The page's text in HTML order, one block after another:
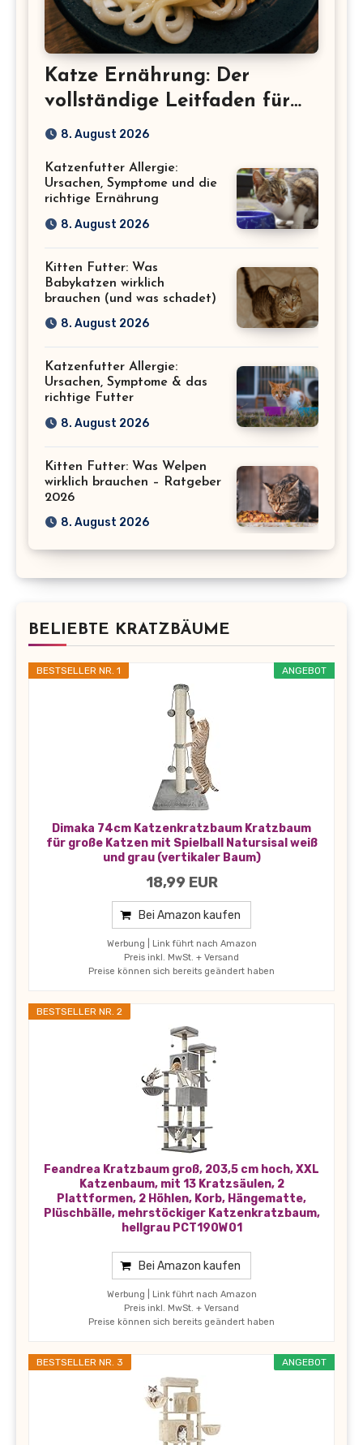
Katze Ernährung: Der
vollständige Leitfaden für
eine gesunde Katze
8. August 2026
Katzenfutter Allergie:
Ursachen, Symptome und die
richtige Ernährung
8. August 2026
Kitten Futter: Was
Babykatzen wirklich
brauchen (und was schadet)
8. August 2026
Katzenfutter Allergie:
Ursachen, Symptome & das
richtige Futter
8. August 2026
Kitten Futter: Was Welpen
wirklich brauchen – Ratgeber
2026
8. August 2026
BELIEBTE KRATZBÄUME
ANGEBOT
BESTSELLER NR. 1
Dimaka 74cm Katzenkratzbaum Kratzbaum
für große Katzen mit Spielball Natursisal weiß
und grau (vertikaler Baum)
18,99 EUR
Bei Amazon kaufen
Werbung | Link führt nach Amazon
Preis inkl. MwSt. + Versand
Preise können sich bereits geändert haben
BESTSELLER NR. 2
Feandrea Kratzbaum groß, 203,5 cm hoch, XXL
Katzenbaum, mit 13 Kratzsäulen, 2
Plattformen, 2 Höhlen, Korb, Hängematte,
Plüschbälle, mehrstöckiger Katzenkratzbaum,
hellgrau PCT190W01
Bei Amazon kaufen
Werbung | Link führt nach Amazon
Preis inkl. MwSt. + Versand
Preise können sich bereits geändert haben
ANGEBOT
BESTSELLER NR. 3